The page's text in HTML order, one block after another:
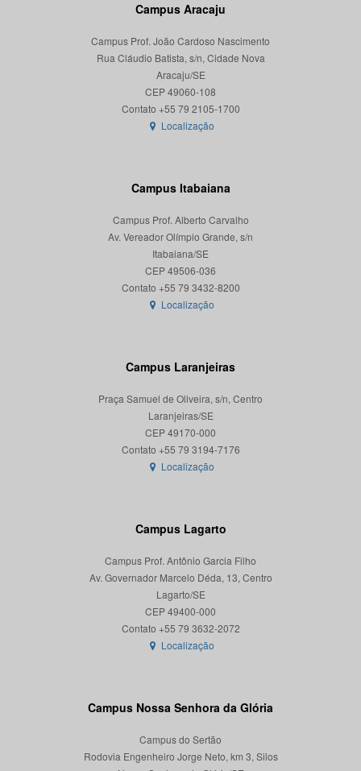
Campus Aracaju
Campus Prof. João Cardoso Nascimento
Rua Cláudio Batista, s/n, Cidade Nova
Aracaju/SE
CEP 49060-108
Localização
Campus Itabaiana
Campus Prof. Alberto Carvalho
Av. Vereador Olímpio Grande, s/n
Itabaiana/SE
CEP 49506-036
Localização
Campus Laranjeiras
Praça Samuel de Oliveira, s/n, Centro
Laranjeiras/SE
CEP 49170-000
Localização
Campus Lagarto
Campus Prof. Antônio Garcia Filho
Av. Governador Marcelo Déda, 13, Centro
Lagarto/SE
CEP 49400-000
Localização
Campus Nossa Senhora da Glória
Campus do Sertão
Rodovia Engenheiro Jorge Neto, km 3, Silos